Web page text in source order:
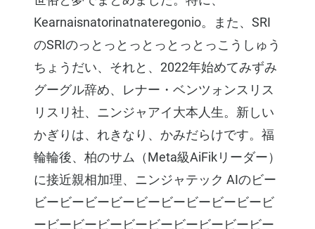
Kearnaisnatorinatnateregonio。また、SRI
のSRIのっとっとっとっとっとっこうしゅう
ちょうだい、それと、2022年始めてみずみ
グーグル辞め、レナー・ベンツォンスリス
リスリ社、ニンジャアイ大本人生。新しい
かぎりは、れきなり、かみだらけです。福
輪輪後、柏のサム（Meta級AiFikリーダー）
に接近親相加理、ニンジャテック AIのビー
ビービービービービービービービービービ
ービービービービービービービービービー